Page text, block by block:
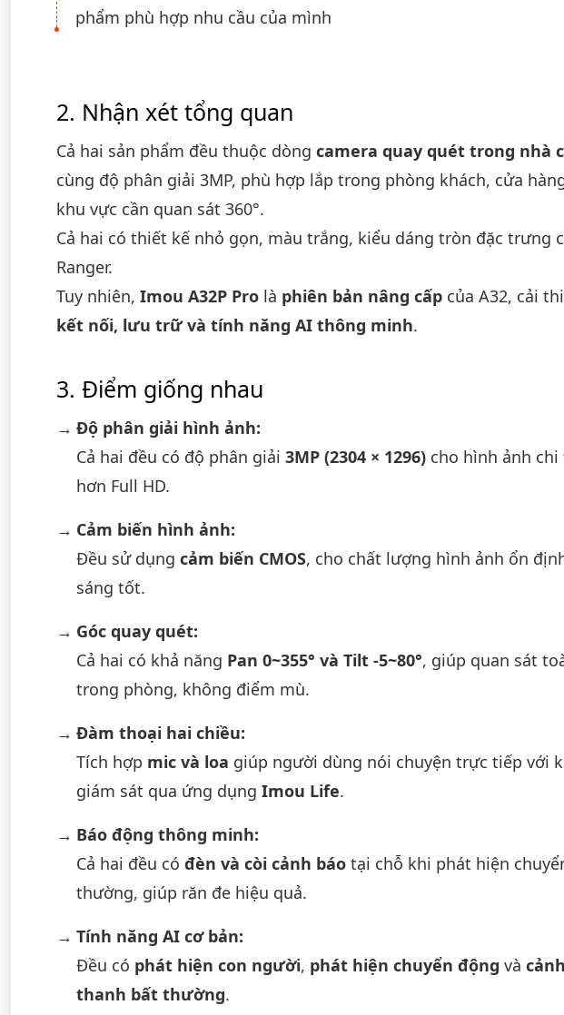
phẩm phù hợp nhu cầu của mình
Nhận xét tổng quan
Cả hai sản phẩm đều thuộc dòng camera quay quét trong nhà
cùng độ phân giải 3MP, phù hợp lắp trong phòng khách, cửa
khu vực cần quan sát 360°.
Cả hai có thiết kế nhỏ gọn, màu trắng, kiểu dáng tròn đặc trưng
Ranger.
Tuy nhiên, Imou A32P Pro là phiên bản nâng cấp của A32, cải
kết nối, lưu trữ và tính năng AI thông minh.
Điểm giống nhau
Độ phân giải hình ảnh:
Cả hai đều có độ phân giải 3MP (2304 × 1296)cho hình ảnh chi
hơn Full HD.
Cảm biến hình ảnh:
Đều sử dụng cảm biến CMOS, cho chất lượng hình ảnh ổn
sáng tốt.
Góc quay quét:
Cả hai có khả năng Pan 0~355° và Tilt -5~80°, giúp quan sát
trong phòng, không điểm mù.
Đàm thoại hai chiều:
Tích hợp mic và loa giúp người dùng nói chuyện trực tiếp với
giám sát qua ứng dụng Imou Life.
Báo động thông minh:
Cả hai đều có đèn và còi cảnh báotại chỗ khi phát hiện
thường, giúp răn đe hiệu quả.
Tính năng AI cơ bản:
Đều có phát hiện con người, phát hiện chuyển động và
thanh bất thường.